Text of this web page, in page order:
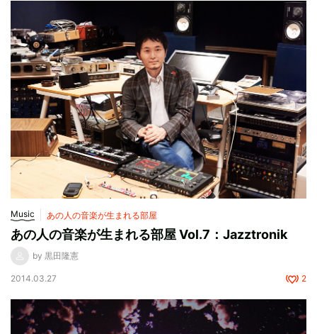
Music あの人の音楽が生まれる部屋
あの人の音楽が生まれる部屋 Vol.7：Jazztronik
by 黒田隆憲
2014.03.27 2